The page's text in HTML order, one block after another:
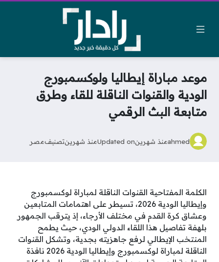
موعد مباراة إيطاليا ولوكسمبورج
الودية والقنوات الناقلة للقاء وطرق
متابعة البث الرقمي
ahmedمنذ شهرينUpdated onمنذ شهرينتصنيفمصر
الكلمة المفتاحية القنوات الناقلة لمباراة لوكسمبورج
وإيطاليا الودية 2026، تسيطر على اهتمامات المتابعين
وعشاق كرة القدم في مختلف الأرجاء، إذ يترقب الجمهور
بلهفة تفاصيل هذا اللقاء الدولي الودي، حيث يطمح
المنتخب الإيطالي لرفع جاهزيته بجدية، وتشكل القنوات
الناقلة لمباراة لوكسمبورج وإيطاليا الودية 2026 نافذة